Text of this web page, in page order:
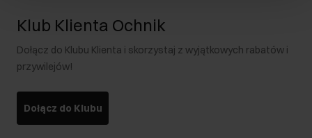
Klub Klienta Ochnik
Dołącz do Klubu Klienta i skorzystaj z wyjątkowych rabatów i
przywilejów!
Dołącz do Klubu